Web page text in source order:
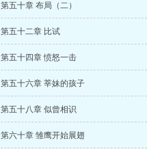
第五十章 布局（二）
第五十二章 比试
第五十四章 愤怒一击
第五十六章 莘妹的孩子
第五十八章 似曾相识
第六十章 雏鹰开始展翅